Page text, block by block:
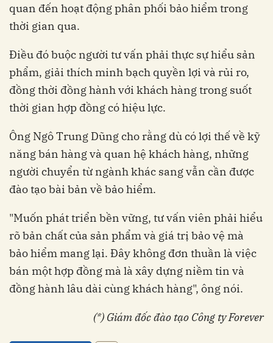
quan đến hoạt động phân phối bảo hiểm trong
thời gian qua.
Điều đó buộc người tư vấn phải thực sự hiểu sản
phẩm, giải thích minh bạch quyền lợi và rủi ro,
đồng thời đồng hành với khách hàng trong suốt
thời gian hợp đồng có hiệu lực.
Ông Ngô Trung Dũng cho rằng dù có lợi thế về kỹ
năng bán hàng và quan hệ khách hàng, những
người chuyển từ ngành khác sang vẫn cần được
đào tạo bài bản về bảo hiểm.
"Muốn phát triển bền vững, tư vấn viên phải hiểu
rõ bản chất của sản phẩm và giá trị bảo vệ mà
bảo hiểm mang lại. Đây không đơn thuần là việc
bán một hợp đồng mà là xây dựng niềm tin và
đồng hành lâu dài cùng khách hàng", ông nói.
(*) Giám đốc đào tạo Công ty Forever